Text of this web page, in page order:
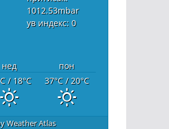
1012.53mbar
ув индекс: 0
нед
пон
/ 18°C 37°C/ 20°C
Weather Atlas